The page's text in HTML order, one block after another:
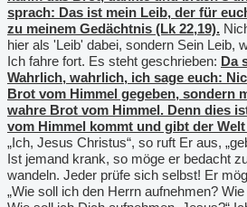
sprach: Das ist mein Leib, der für
zu meinem Gedächtnis (Lk 22,19).
hier als 'Leib' dabei, sondern Sein Leib,
Ich fahre fort. Es steht geschrieben: Da
Wahrlich, wahrlich, ich sage euch:
Brot vom Himmel gegeben, sondern
wahre Brot vom Himmel. Denn dies
vom Himmel kommt und gibt der
„Ich, Jesus Christus“, so ruft Er aus,
Ist jemand krank, so möge er bedacht
wandeln. Jeder prüfe sich selbst! Er
„Wie soll ich den Herrn aufnehmen?